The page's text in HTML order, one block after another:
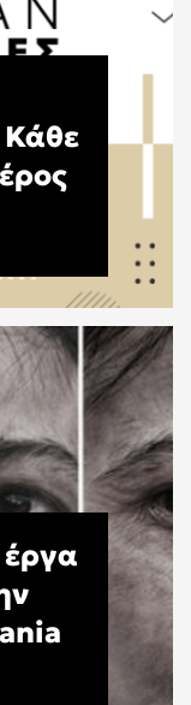
Κάθε
έργα